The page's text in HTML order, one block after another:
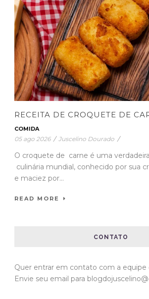
RECEITA DE CROQUETE DE
COMIDA
05 ago 2026 / Juscelino Dourado /
O croquete de carne é uma
culinária mundial, conhecido por sua
e maciez por...
READ MORE
CONTATO
Quer entrar em contato com a equipe
Envie seu email para